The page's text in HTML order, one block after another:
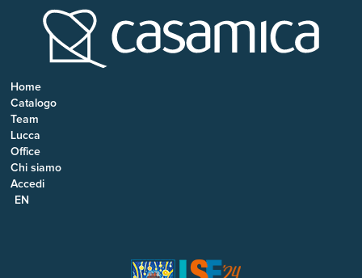
Home
Catalogo
Team
Lucca
Office
Chi siamo
Accedi
EN